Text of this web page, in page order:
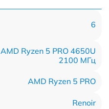
6
AMD Ryzen 5 PRO 4650U
2100 МГц
AMD Ryzen 5 PRO
Renoir